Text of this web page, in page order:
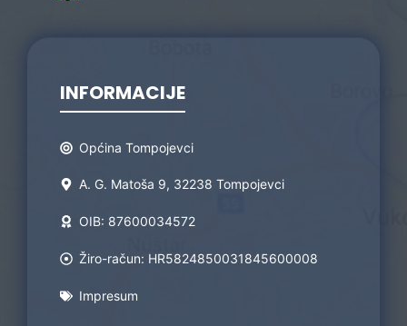
INFORMACIJE
Općina Tompojevci
A. G. Matoša 9, 32238 Tompojevci
OIB: 87600034572
Žiro-račun: HR5824850031845600008
Impresum